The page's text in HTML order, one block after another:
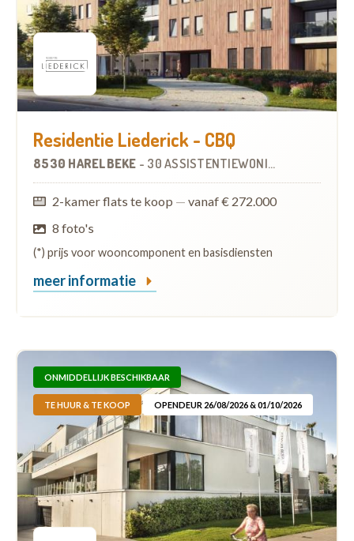
Residentie Liederick - CBQ
8530 HARELBEKE - 30 ASSISTENTIEWONINGEN
2-kamer flats te koop — vanaf € 272.000
8 foto's
(*) prijs voor wooncomponent en basisdiensten
meer informatie
ONMIDDELLIJK BESCHIKBAAR
TE HUUR & TE KOOP OPENDEUR 26/08/2026 & 01/10/2026